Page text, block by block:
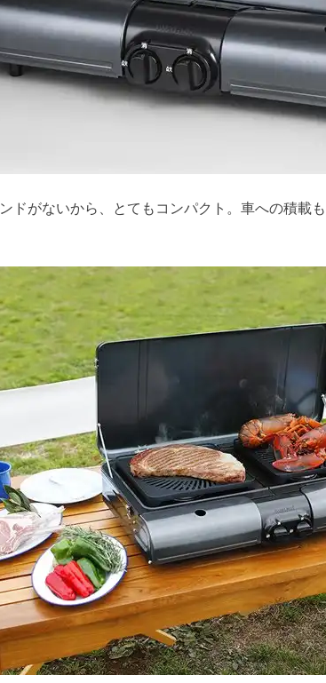
ドがないから、とてもコンパクト。車への積載